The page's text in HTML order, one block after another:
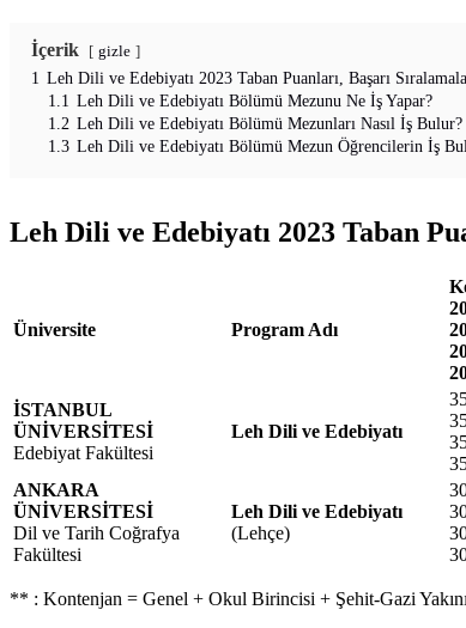
İçerik gizle
1 Leh Dili ve Edebiyatı 2023 Taban Puanları, Başarı
1.1 Leh Dili ve Edebiyatı Bölümü Mezunu Ne İş Yapar?
1.2 Leh Dili ve Edebiyatı Bölümü Mezunları Nasıl İş Bulur?
1.3 Leh Dili ve Edebiyatı Bölümü Mezun Öğrencilerin İş
Leh Dili ve Edebiyatı 2023 Taban
Üniversite Program Adı
İSTANBUL
ÜNİVERSİTESİ
Edebiyat Fakültesi
Leh Dili ve Edebiyatı
ANKARA
ÜNİVERSİTESİ
Dil ve Tarih Coğrafya
Fakültesi
Leh Dili ve Edebiyatı
(Lehçe)
** : Kontenjan = Genel + Okul Birincisi + Şehit-Gazi